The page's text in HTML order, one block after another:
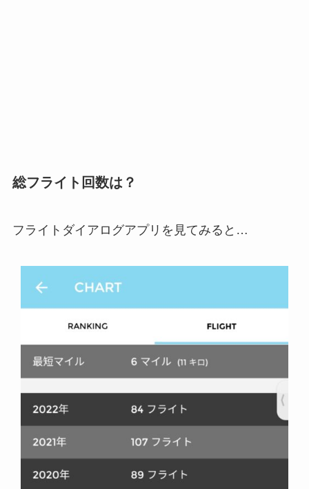
総フライト回数は？
フライトダイアログアプリを見てみると…